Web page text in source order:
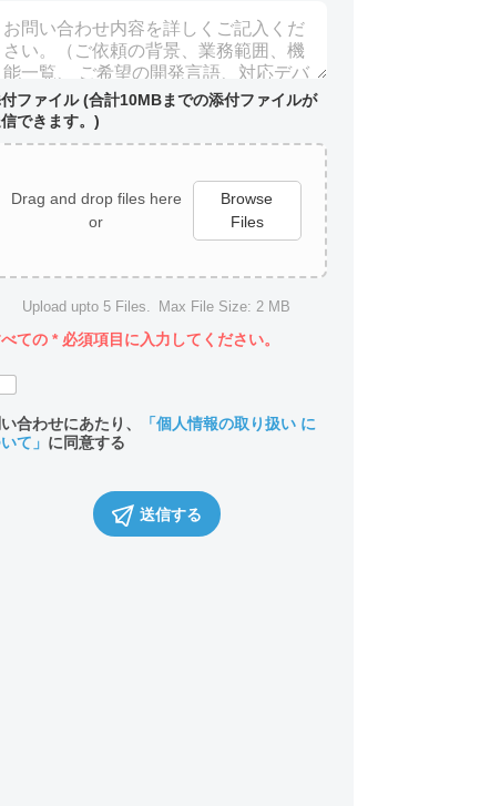
ファイル (合計10MBまでの添付ファイルが
できます。)
Drag and drop files here
or
Browse
Files
Upload upto 5 Files. Max File Size: 2 MB
ての *必須項目に入力してください。
合わせにあたり、
「個人情報の取り扱い に
て」 に同意する
送信する